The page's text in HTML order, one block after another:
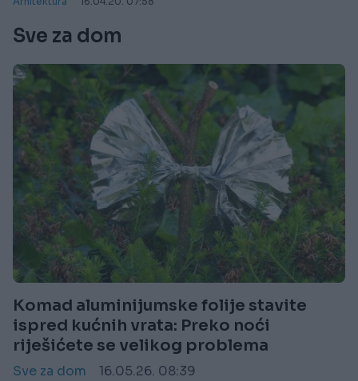
Sve za dom
Komad aluminijumske folije stavite
ispred kućnih vrata: Preko noći
riješićete se velikog problema
Sve za dom 16.05.26. 08:39